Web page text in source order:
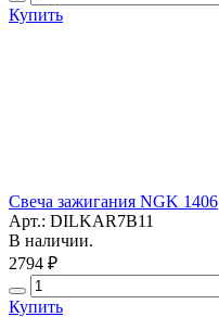
Купить
Свеча зажигания NGK 1406
Арт.: DILKAR7B11
В наличии.
2794 ₽
Купить